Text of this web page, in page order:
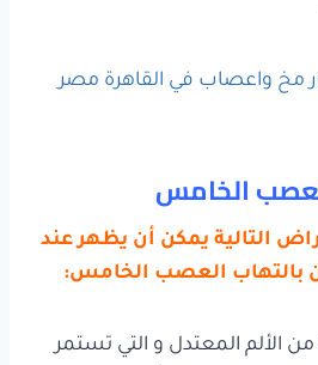
مخ واعصاب في القاهرة مصر
الخامس
التالية يمكن أن يظهر عند
بالتهاب العصب الخامس:
الألم المعتدل و التي تستمر